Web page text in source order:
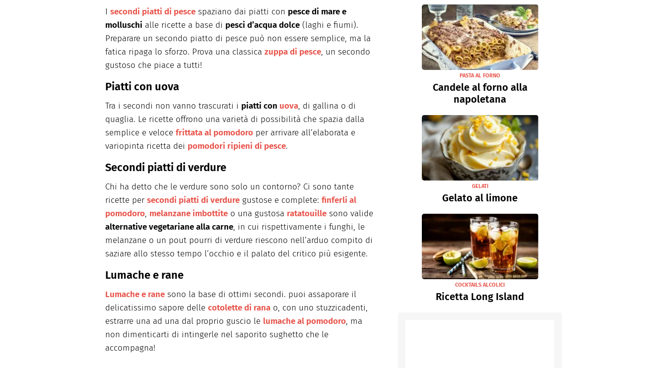
I secondi piatti di pesce spaziano dai piatti con pesce di mare e
molluschi alle ricette a base di pesci d’acqua dolce (laghi e fiumi).
Preparare un secondo piatto di pesce può non essere semplice, ma la
fatica ripaga lo sforzo. Prova una classica zuppa di pesce, un secondo
gustoso che piace a tutti!
Piatti con uova
Tra i secondi non vanno trascurati i piatti con uova, di gallina o di
quaglia. Le ricette offrono una varietà di possibilità che spazia dalla
semplice e veloce frittata al pomodoro per arrivare all’elaborata e
variopinta ricetta dei pomodori ripieni di pesce.
Secondi piatti di verdure
Chi ha detto che le verdure sono solo un contorno? Ci sono tante
ricette per secondi piatti di verdure gustose e complete: finferli al
pomodoro, melanzane imbottite o una gustosa ratatouille sono valide
alternative vegetariane alla carne, in cui rispettivamente i funghi, le
melanzane o un pout pourri di verdure riescono nell’arduo compito di
saziare allo stesso tempo l’occhio e il palato del critico più esigente.
Lumache e rane
Lumache e rane sono la base di ottimi secondi. puoi assaporare il
delicatissimo sapore delle cotolette di rana o, con uno stuzzicadenti,
estrarre una ad una dal proprio guscio le lumache al pomodoro, ma
non dimenticarti di intingerle nel saporito sughetto che le
accompagna!
PASTA AL FORNO
Candele al forno alla
napoletana
GELATI
Gelato al limone
COCKTAILS ALCOLICI
Ricetta Long Island